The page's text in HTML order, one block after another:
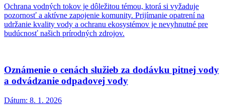
Ochrana vodných tokov je dôležitou témou, ktorá si vyžaduje
pozornosť a aktívne zapojenie komunity. Prijímanie opatrení na
udržanie kvality vody a ochranu ekosystémov je nevyhnutné pre
budúcnosť našich prírodných zdrojov.
Oznámenie o cenách služieb za dodávku pitnej vody
a odvádzanie odpadovej vody
Dátum: 8. 1. 2026